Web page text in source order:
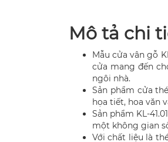
Mô tả chi
Mẫu cửa vân gỗ
cửa mang đến
ngôi nhà.
Sản phẩm cửa
họa tiết, hoa văn
Sản phẩm KL-
một không gian
Với chất liệu là